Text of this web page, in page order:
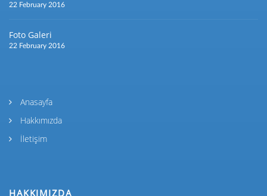
22 February 2016
Foto Galeri
22 February 2016
Anasayfa
Hakkımızda
İletişim
HAKKIMIZDA